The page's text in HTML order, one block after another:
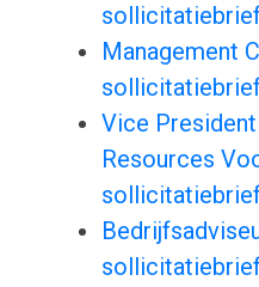
Management
Vice
Resources